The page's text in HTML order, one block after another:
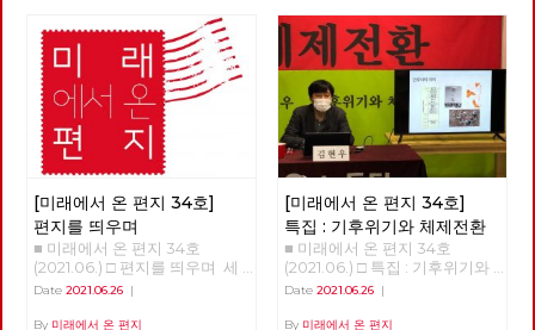
비트예술프로그램 '경계사진' 참
가자 10여 명이 모였다. 당 조직
에서 준비한 프로그램이었지만
참가자의 3분의 1은 문화예술위
원회 회원은물론 당원도 아닌 시
민이었다. 경계사진은 이후 2주
마다 서울둘레길 157km를 중심
으로 서울 경계의 숲과 마을을
함께 걸으며 사진으로 기록하기
시작한다. 그리고 수락산, 불암
산, 망우산, 아차산, 고덕산, 일자
산, 대모산, 구릉산, 우면산, 관악
산, 안양천, 봉산, 앵봉산, 북한산
을 거쳐 마침내 2021년 6월 20
일 출발지이자 종착지인 도봉산
에 이른다. 1년이 넘는 시간 동안
차별에 찬성합니다 □ 포토에세
이 : 올려다보며 □ 편집후기 : 사
람을 만나다 ■ 편집위원 : 김석
정, 나도원, 안보영, 이용규, 적
야, 현린
[미래에서 온 편지 34호]
편지를 띄우며
■ 미래에서 온 편지 34호
(2021.06.) □ 편지를 띄우며 세
상을 바꾸기 위해서는 물론이고
도 중요한 정치적 시간이 지나고
Date 2021.06.26 |
By 미래에서 온 편지
[미래에서 온 편지 34호]
특집 : 기후위기와 체제전환
■ 미래에서 온 편지 34호
(2021.06.) □ 특집 : 기후위기와
체제전환 기후위기와 체제전환
핑포인트 '1.5도 티핑포인트'라
Date 2021.06.26|
By 미래에서 온 편지